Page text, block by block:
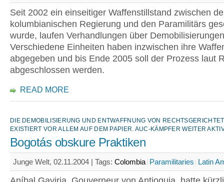
Seit 2002 ein einseitiger Waffenstillstand zwischen
kolumbianischen Regierung und den Paramilitärs
wurde, laufen Verhandlungen über
Verschiedene Einheiten haben inzwischen ihre
abgegeben und bis Ende 2005 soll der Prozess laut
abgeschlossen werden.
READ MORE
DIE DEMOBILISIERUNG UND ENTWAFFNUNG VON
EXISTIERT VOR ALLEM AUF DEM PAPIER. AUC-KÄMPFER WEITER
Bogotás obskure Praktiken
Junge Welt, 02.11.2004 | Tags: Colombia Paramilitaries Latin